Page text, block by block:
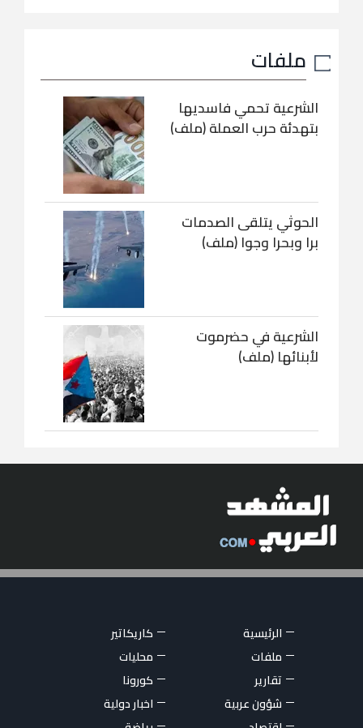
ملفات
الشرعية تحمي فاسديها
بتهدئة حرب العملة (ملف)
الحوثي يتلقى الصدمات
برا وبحرا وجوا (ملف)
الشرعية في حضرموت
لأبنائها (ملف)
الرئيسية
كاريكاتير
ملفات
محليات
تقارير
كورونا
شؤون عربية
اخبار دولية